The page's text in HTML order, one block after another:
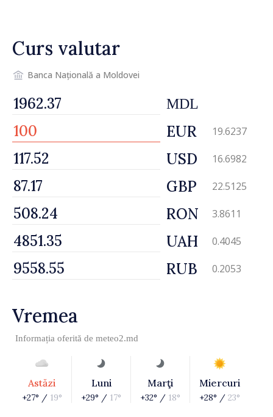
Curs valutar
Banca Națională a Moldovei
MDL
EUR 19.6237
USD 16.6982
GBP 22.5125
RON 3.8611
UAH 0.4045
RUB 0.2053
Vremea
Informația oferită de meteo2.md
Astăzi
+27° / 19°
Luni
+29° / 17°
Marţi
+32° / 18°
Miercuri
+28° / 23°